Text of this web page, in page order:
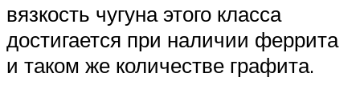
вязкость чугуна этого класса
достигается при наличии феррита
и таком же количестве графита.